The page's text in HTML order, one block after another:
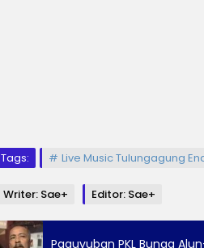
Tags: Live Music Tulungagung
Writer: Sae+ Editor: Sae+
Paguyuban PKL Bunga